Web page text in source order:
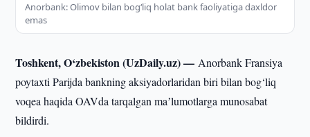
Anorbank: Olimov bilan bog‘liq holat bank faoliyatiga daxldor
emas
Toshkent, O‘zbekiston (UzDaily.uz) —Anorbank Fransiya
poytaxti Parijda bankning aksiyadorlaridan biri bilan bog‘liq
voqea haqida OAVda tarqalgan maʼlumotlarga munosabat
bildirdi.